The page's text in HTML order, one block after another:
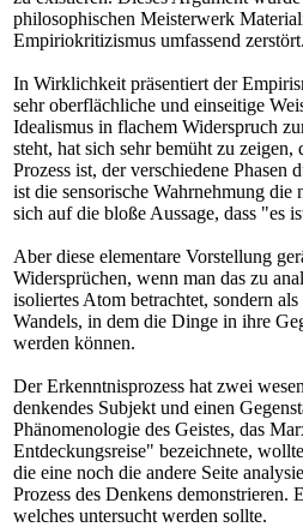
philosophischen Meisterwerk
Empiriokritizismus umfassend zerstört.
In Wirklichkeit präsentiert der
sehr oberflächliche und einseitige
Idealismus in flachem Widerspruch
steht, hat sich sehr bemüht zu zeigen,
Prozess ist, der verschiedene Phasen
ist die sensorische Wahrnehmung die
sich auf die bloße Aussage, dass "es
Aber diese elementare Vorstellung
Widersprüchen, wenn man das zu
isoliertes Atom betrachtet, sondern als
Wandels, in dem die Dinge in ihre
werden können.
Der Erkenntnisprozess hat zwei
denkendes Subjekt und einen
Phänomenologie des Geistes, das
Entdeckungsreise" bezeichnete,
die eine noch die andere Seite
Prozess des Denkens demonstrieren.
welches untersucht werden sollte.